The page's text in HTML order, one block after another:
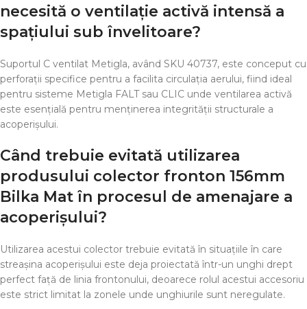
necesită o ventilație activă intensă a
spațiului sub învelitoare?
Suportul C ventilat Metigla, având SKU 40737, este conceput cu
perforații specifice pentru a facilita circulația aerului, fiind ideal
pentru sisteme Metigla FALT sau CLIC unde ventilarea activă
este esențială pentru menținerea integrității structurale a
acoperișului.
Când trebuie evitată utilizarea
produsului colector fronton 156mm
Bilka Mat în procesul de amenajare a
acoperișului?
Utilizarea acestui colector trebuie evitată în situațiile în care
streașina acoperișului este deja proiectată într-un unghi drept
perfect față de linia frontonului, deoarece rolul acestui accesoriu
este strict limitat la zonele unde unghiurile sunt neregulate.